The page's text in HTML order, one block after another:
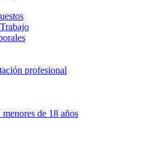
profesional
menores de 18 años